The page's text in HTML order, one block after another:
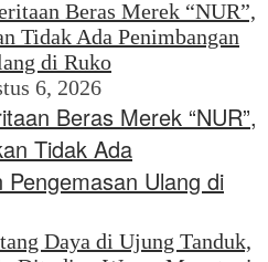
6, 2026
Beras Merek “NUR”,
Tidak Ada
Pengemasan Ulang di